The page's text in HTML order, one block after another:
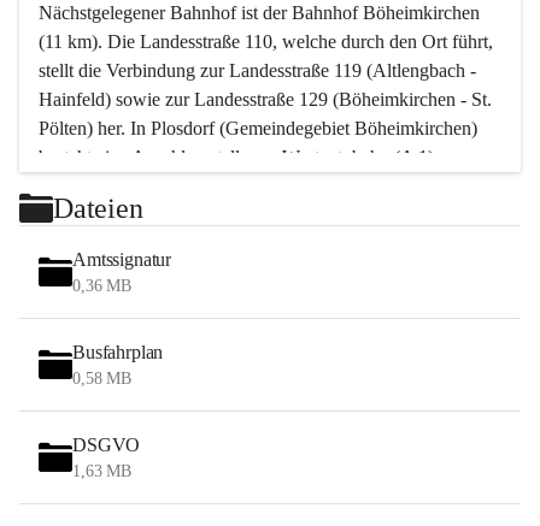
Nächstgelegener Bahnhof ist der Bahnhof Böheimkirchen
(11 km). Die Landesstraße 110, welche durch den Ort führt,
stellt die Verbindung zur Landesstraße 119 (Altlengbach -
Hainfeld) sowie zur Landesstraße 129 (Böheimkirchen - St.
Pölten) her. In Plosdorf (Gemeindegebiet Böheimkirchen)
besteht eine Anschlussstelle zur Westautobahn (A 1).
Wien erreicht man in ca. 45 Minuten.
Stössing zählt noch zum Naherholungsraum Wien sowie
zum Naherholungsraum St. Pölten. Viele Bauernhöfe hatten
„ihre Wiener“. Seit 1960 bauten viele Wiener
Wochenendhäuser im Gemeindegebiet. Wegen des
waldreichen Jagdgebietes haben viele Jagdpächter ihre
Das Wandern ist aus touristischer Sicht die bedeutendste
Tätigkeit. Das hügelige Gebiet mit Wanderwegen durch
Wiesen, Wälder und Obstkulturen lädt dazu ein. Gefördert
Dateien
Amtssignatur
0,36 MB
Busfahrplan
0,58 MB
DSGVO
1,63 MB